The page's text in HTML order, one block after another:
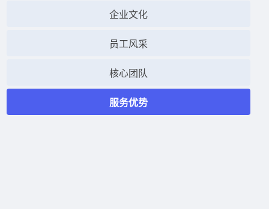
企业文化
员工风采
核心团队
服务优势